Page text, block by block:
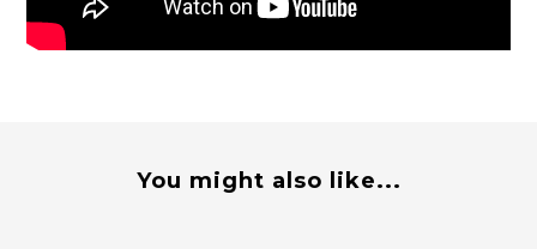
You might also like...